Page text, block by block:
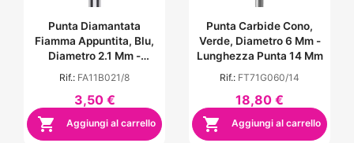
Punta Diamantata
Fiamma Appuntita, Blu,
Diametro 2.1 Mm -
Rif.: FA11B021/8
3,50 €
 Aggiungi al carrello
Punta Carbide Cono,
Verde, Diametro 6 Mm -
Lunghezza Punta 14 Mm
Rif.: FT71G060/14
18,80 €
 Aggiungi al carrello